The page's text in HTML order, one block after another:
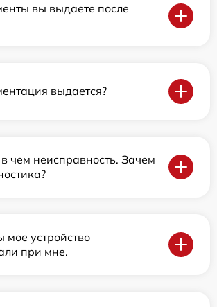
вы выдаете после
выдается?
чем неисправность. Зачем
мое устройство
при мне.